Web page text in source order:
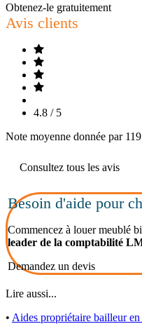
Obtenez-le gratuitement
Avis clients
4.8 / 5
Note moyenne donnée par
Consultez tous les avis
Besoin d'aide pour
Commencez à louer meublé
leader de la comptabilité
Demandez un devis
Lire aussi...
• Aides propriétaire bailleur